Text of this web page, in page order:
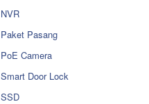
NVR
Paket Pasang
PoE Camera
Smart Door Lock
SSD